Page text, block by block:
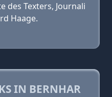
des Texters, Journali
Haage.
IN BERNHAR